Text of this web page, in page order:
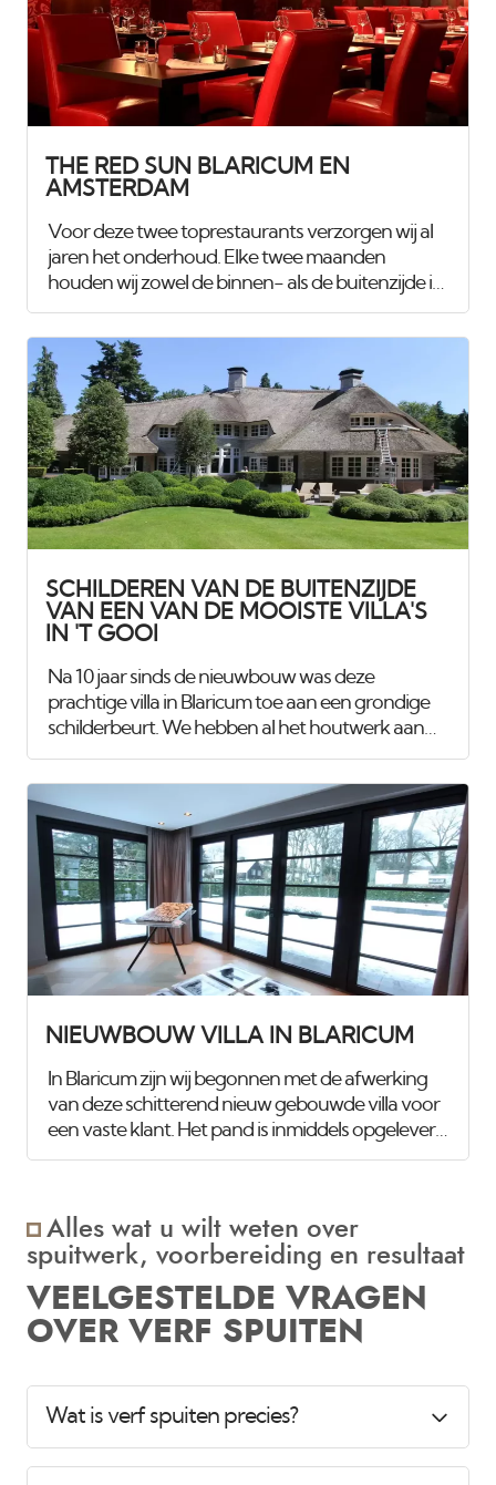
toegestane drie dagen te voltooien, zonder
concessies te doen aan de kwaliteit. Dankzij onze
efficiënte werkwijze en aandacht voor detail
hebben wij dit met succes gerealiseerd.
THE RED SUN BLARICUM EN
AMSTERDAM
Voor deze twee toprestaurants verzorgen wij al
jaren het onderhoud. Elke twee maanden
houden wij zowel de binnen- als de buitenzijde in
uitstekende conditie. Naast het schilderwerk
hebben we alle toiletdeuren beplakt met
hoogglans formica, wat zorgt voor een
onderhoudsvriendelijke afwerking. Onze
technische staf voert daarnaast kleine
onderhoudswerkzaamheden uit, zoals het
vervangen van kranen, afvoeren, lampen, en
andere voorzieningen. Ook het timmerwerk
nemen wij voor onze rekening, zodat de
restaurants altijd in topvorm blijven.
SCHILDEREN VAN DE BUITENZIJDE
VAN EEN VAN DE MOOISTE VILLA'S
IN 'T GOOI
Na 10 jaar sinds de nieuwbouw was deze
prachtige villa in Blaricum toe aan een grondige
schilderbeurt. We hebben al het houtwerk aan
de buitenzijde gecontroleerd op lekke naden en
kieren, en waar nodig opnieuw gekit of
gerepareerd met epoxy. Vervolgens hebben we
het houtwerk voorzien van twee nieuwe lagen
hoogglansverf en de kleur aangepast aan de
hedendaagse trends. Voor de carport hebben
we een tijdelijke spuitcabine ingericht om de
luiken te spuiten, terwijl de rest van het houtwerk
met de hand is geschilderd. Binnen hebben we
alle
NIEUWBOUW VILLA IN BLARICUM
In Blaricum zijn wij begonnen met de afwerking
van deze schitterend nieuw gebouwde villa voor
een vaste klant. Het pand is inmiddels opgeleverd
door de aannemer, en Mark van Amsterdam
onderstaande foto’s, hebben wij gezorgd voor
een prachtige afwerking die de kwaliteit en stijl
van de villa onderstreept.
Alles wat u wilt weten over
spuitwerk, voorbereiding en resultaat
VEELGESTELDE VRAGEN
OVER VERF SPUITEN
Wat is verf spuiten precies?